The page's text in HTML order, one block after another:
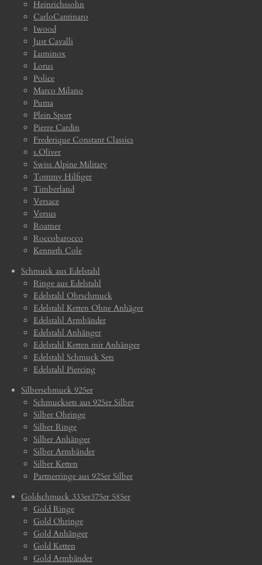
Heinrichssohn
CarloCantinaro
Iwood
Just Cavalli
Luminox
Lorus
Police
Marco Milano
Puma
Plein Sport
Pierre Cardin
Frederique Constant Classics
s.Oliver
Swiss Alpine Military
Tommy Hilfiger
Timberland
Versace
Versus
Roamer
Roccobarocco
Kenneth Cole
Schmuck aus Edelstahl
Ringe aus Edelstahl
Edelstahl Ohrschmuck
Edelstahl Ketten Ohne Anhäger
Edelstahl Armbänder
Edelstahl Anhänger
Edelstahl Ketten mit Anhänger
Edelstahl Schmuck Sets
Edelstahl Piercing
Silberschmuck 925er
Schmucksets aus 925er Silber
Silber Ohringe
Silber Ringe
Silber Anhänger
Silber Armbänder
Silber Ketten
Partnerringe aus 925er Silber
Goldschmuck 333er375er 585er
Gold Ringe
Gold Ohringe
Gold Anhänger
Gold Ketten
Gold Armbänder